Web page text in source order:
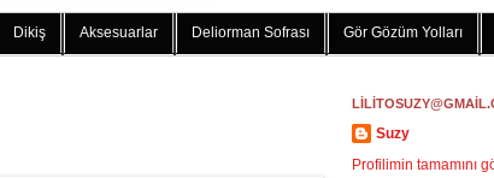
Dikiş Aksesuarlar Deliorman Sofrası Gör Gözüm Yolları
Suzy
Profilimin tamamını